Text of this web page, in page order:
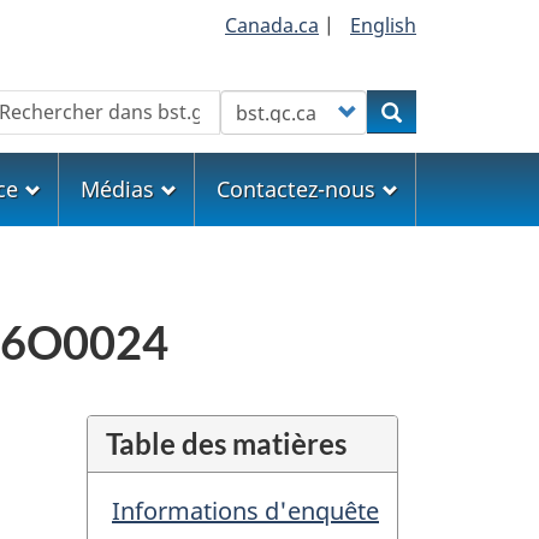
Canada.ca | English
Customize your searchRechercher
Médias Contactez-nous
Table des matières
Informations d'enquête